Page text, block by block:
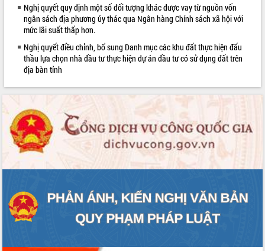
Bàn giải pháp tháo gỡ khó khăn trong
xuất khẩu sầu riêng và triển khai quy
định EUDR
Thứ trưởng Bộ Nông nghiệp và Môi
trường Nguyễn Hoàng Hiệp khảo sát
vùng trồng và doanh nghiệp đóng gói
Trình diễn nghệ thuật chế biến các
món ăn từ sầu riêng
Đắk Lắk công bố Quy hoạch và xúc
tiến đầu tư tỉnh
Ngành cá ngừ Đắk Lắk chủ động thích
ứng để giữ vững thị trường xuất khẩu
phá cơ chế - Hợp tác công tư
Đề án 06 tạo bước ngoặt đột phá trong
cải cách hành chính tỉnh Đắk Lắk
LIÊN KẾT WEB
Nghị quyết quy định một số đối tượng khác được vay từ nguồn vốn
ngân sách địa phương ủy thác qua Ngân hàng Chính sách xã hội với
mức lãi suất thấp hơn.
Nghị quyết điều chỉnh, bổ sung Danh mục các khu đất thực hiện đấu
thầu lựa chọn nhà đầu tư thực hiện dự án đầu tư có sử dụng đất trên
địa bàn tỉnh